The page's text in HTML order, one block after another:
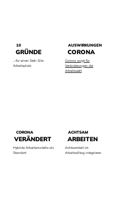
GRÜNDE
10
... für einen Steh-Sitz-
Arbeitsplatz
VERÄNDERT
CORONA
Hybride Arbeitsmodelle als
Standart
CORONA
AUSWIRKUNGEN
Corona sorgt für
Veränderungen der
Arbeitswelt
ARBEITEN
ACHTSAM
Achtsamkeit im
Arbeitsalltag integrieren